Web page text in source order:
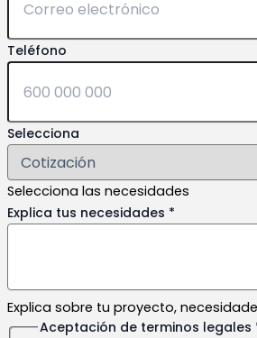
Teléfono
Selecciona
Selecciona las necesidades
Explica tus necesidades *
Explica sobre tu proyecto,
Aceptación de terminos legales